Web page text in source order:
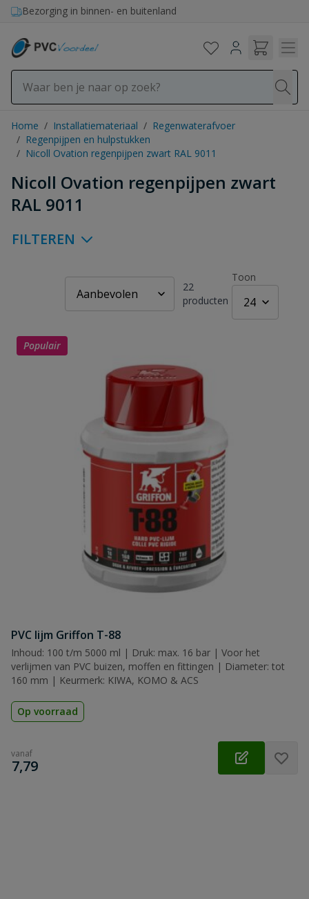
Ga naar de inhoud
Bezorging in binnen- en buitenland
Home / Installatiemateriaal / Regenwaterafvoer
/ Regenpijpen en hulpstukken
/ Nicoll Ovation regenpijpen zwart RAL 9011
Nicoll Ovation regenpijpen zwart
RAL 9011
FILTEREN
22
producten
Toon
Populair
PVC lijm Griffon T-88
Inhoud: 100 t/m 5000 ml | Druk: max. 16 bar | Voor het
verlijmen van PVC buizen, moffen en fittingen | Diameter: tot
160 mm | Keurmerk: KIWA, KOMO & ACS
Op voorraad
vanaf
€
7,79